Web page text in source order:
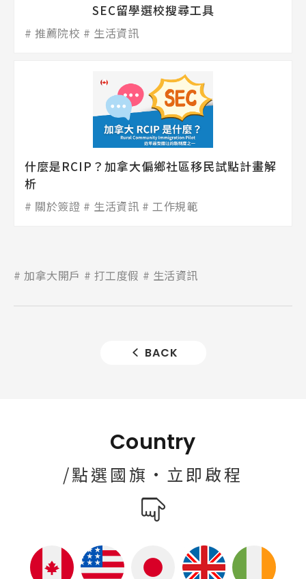
SEC留學選校搜尋工具
推薦院校 生活資訊
什麼是RCIP？加拿大偏鄉社區移民試點計畫解
析
關於簽證 生活資訊 工作規範
加拿大開戶 打工度假 生活資訊
BACK
Country
/點選國旗·立即啟程